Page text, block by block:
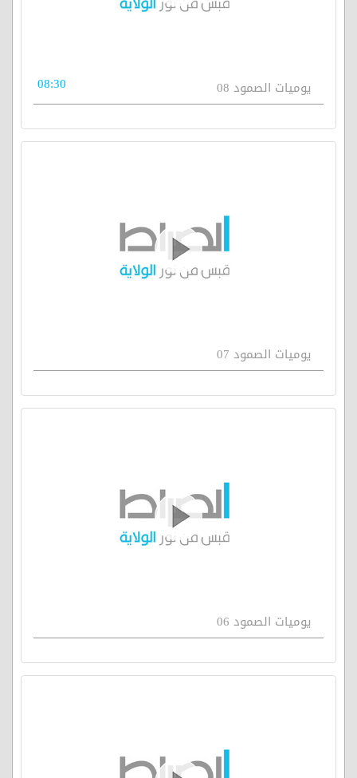
يوميات الصمود 08 08:30
يوميات الصمود 07
يوميات الصمود 06